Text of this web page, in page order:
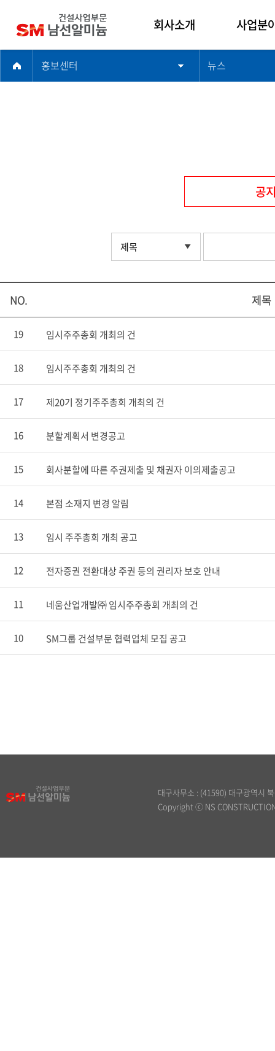
회사소개
인사말
찾아오시는길
사업분
건축사업
홍보센터 뉴스
공
제목
NO. 제목
19 임시주주총회 개최의 건
18 임시주주총회 개최의 건
17 제20기 정기주주총회 개최의 건
16 분할계획서 변경공고
15 회사분할에 따른 주권제출 및 채권자 이의제출공고
14 본점 소재지 변경 알림
13 임시 주주총회 개최 공고
12 전자증권 전환대상 주권 등의 권리자 보호 안내
11 네움산업개발㈜ 임시주주총회 개최의 건
10 SM그룹 건설부문 협력업체 모집 공고
대구사무소 : (41590) 대구광역시
Copyright ⓒ NS